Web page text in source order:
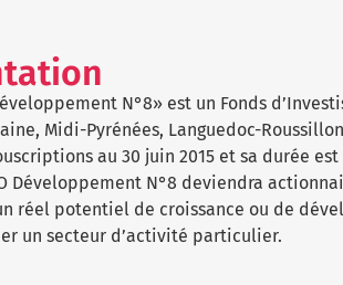
N°8» est un Fonds
Midi-Pyrénées, Languedoc-
au 30 juin 2015 et sa durée
Développement N°8 deviendra
réel potentiel de croissance ou de
un secteur d’activité particulier.